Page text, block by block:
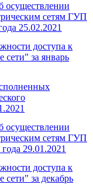
осуществлении
сетям ГУП
25.02.2021
доступа к
за январь
осуществлении
сетям ГУП
29.01.2021
доступа к
за декабрь